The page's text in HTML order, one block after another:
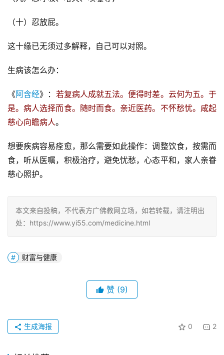
（十）忍放屁。
这十缘已无须过多解释，自己可以对照。
生病该怎么办：
《阿含经》： 若复病人成就五法。便得时差。云何为五。于
是。病人选择而食。随时而食。亲近医药。不怀愁忧。咸起
慈心向瞻病人。
想要疾病容易痊愈，那么需要如此操作：调整饮食，按需而
食，听从医嘱，积极治疗，避免忧愁，心态平和，家人亲眷
慈心照护。
本文来自投稿，不代表方广佛教网立场，如若转载，请注明出
处：https://www.yi55.com/medicine.html
财富与健康
赞 (9)
0 2
生成海报